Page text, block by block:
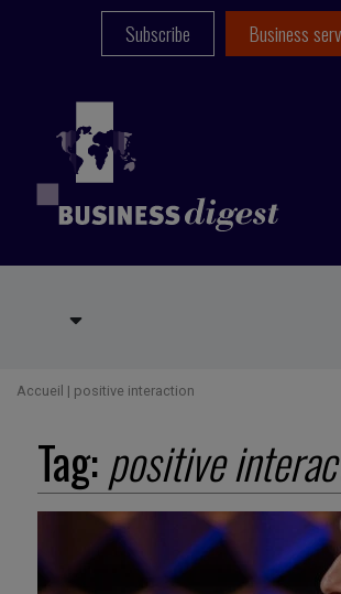
Subscribe Business
Accueil | positive interaction
Tag:positive